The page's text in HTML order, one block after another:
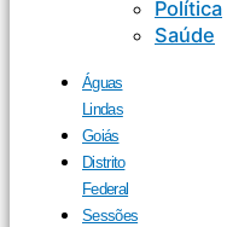
Política
Saúde
Águas
Lindas
Goiás
Distrito
Federal
Sessões